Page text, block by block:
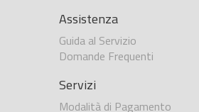
Assistenza
Guida al Servizio
Domande Frequenti
Servizi
Modalità di Pagamento